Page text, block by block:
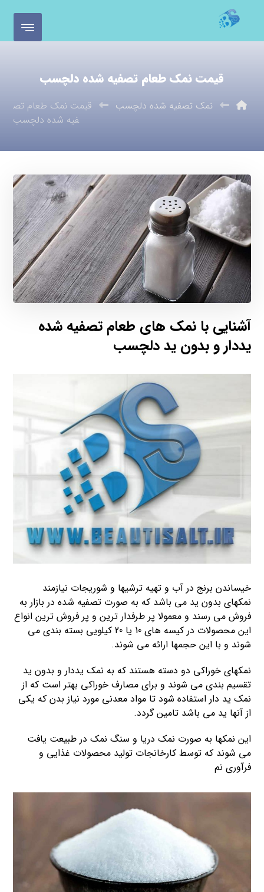
قیمت نمک طعام تصفیه شده دلچسب
نمک تصفیه شده دلچسب
قیمت نمک طعام تص
فیه شده دلچسب
آشنایی با نمک های طعام تصفیه شده
یددار و بدون ید دلچسب
خیساندن برنج در آب و تهیه ترشیها و شوریجات نیازمند
نمکهای بدون ید می باشد که به صورت تصفیه شده در بازار به
فروش می رسند و معمولا پر طرفدار ترین و پر فروش ترین انواع
این محصولات در کیسه های 10 یا 20 کیلویی بسته بندی می
شوند و با این حجمها ارائه می شوند.
نمکهای خوراکی دو دسته هستند که به نمک یددار و بدون ید
تقسیم بندی می شوند و برای مصارف خوراکی بهتر است که از
نمک ید دار استفاده شود تا مواد معدنی مورد نیاز بدن که یکی
از آنها ید می باشد تامین گردد.
این نمکها به صورت نمک دریا و سنگ نمک در طبیعت یافت
می شوند که توسط کارخانجات تولید محصولات غذایی و
فرآوری نم